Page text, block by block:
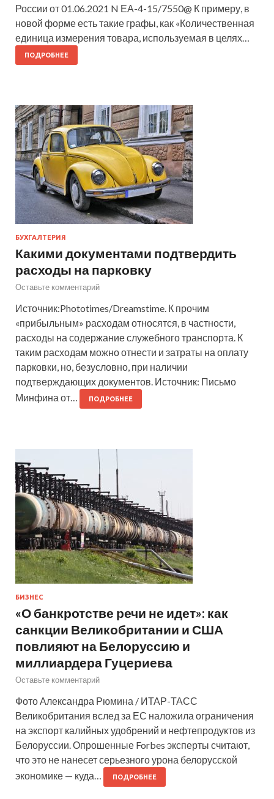
России от 01.06.2021 N ЕА-4-15/7550@ К примеру, в
новой форме есть такие графы, как «Количественная
единица измерения товара, используемая в целях…
ПОДРОБНЕЕ
БУХГАЛТЕРИЯ
Какими документами подтвердить
расходы на парковку
Оставьте комментарий
Источник:Phototimes/Dreamstime. К прочим
«прибыльным» расходам относятся, в частности,
расходы на содержание служебного транспорта. К
таким расходам можно отнести и затраты на оплату
парковки, но, безусловно, при наличии
подтверждающих документов. Источник: Письмо
Минфина от…
ПОДРОБНЕЕ
БИЗНЕС
«О банкротстве речи не идет»: как
санкции Великобритании и США
повлияют на Белоруссию и
миллиардера Гуцериева
Оставьте комментарий
Фото Александра Рюмина / ИТАР-ТАСС
Великобритания вслед за ЕС наложила ограничения
на экспорт калийных удобрений и нефтепродуктов из
Белоруссии. Опрошенные Forbes эксперты считают,
что это не нанесет серьезного урона белорусской
экономике — куда…
ПОДРОБНЕЕ